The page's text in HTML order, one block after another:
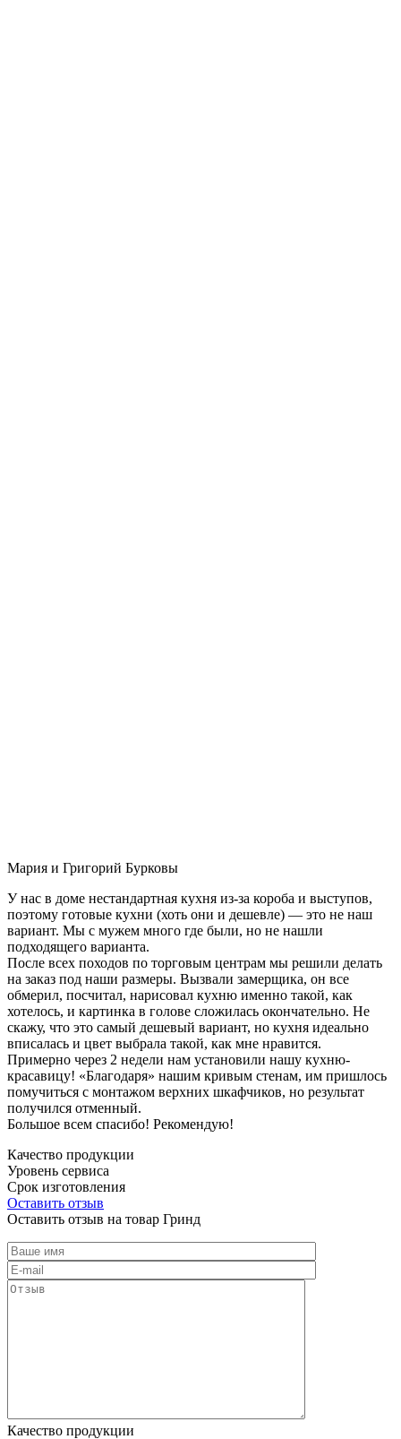
Мария и Григорий Бурковы
У нас в доме нестандартная кухня из-за короба и выступов,
поэтому готовые кухни (хоть они и дешевле) — это не наш
вариант. Мы с мужем много где были, но не нашли
подходящего варианта.
После всех походов по торговым центрам мы решили делать
на заказ под наши размеры. Вызвали замерщика, он все
обмерил, посчитал, нарисовал кухню именно такой, как
хотелось, и картинка в голове сложилась окончательно. Не
скажу, что это самый дешевый вариант, но кухня идеально
вписалась и цвет выбрала такой, как мне нравится.
Примерно через 2 недели нам установили нашу кухню-
красавицу! «Благодаря» нашим кривым стенам, им пришлось
помучиться с монтажом верхних шкафчиков, но результат
получился отменный.
Большое всем спасибо! Рекомендую!
Качество продукции
Уровень сервиса
Срок изготовления
Оставить отзыв
Оставить отзыв на товар Гринд
Качество продукции